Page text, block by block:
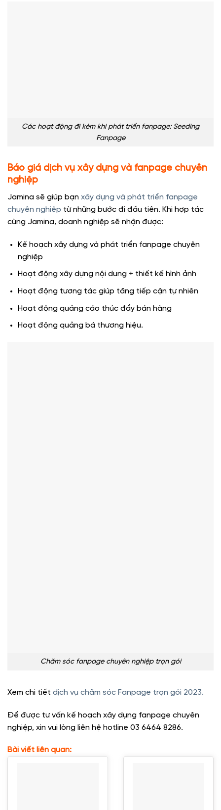
Các hoạt động đi kèm khi phát triển fanpage: Seeding
Fanpage
Báo giá dịch vụ xây dựng và fanpage chuyên
nghiệp
Jamina sẽ giúp bạn xây dựng và phát triển fanpage
chuyên nghiệp từ những bước đi đầu tiên. Khi hợp tác
cùng Jamina, doanh nghiệp sẽ nhận được:
Kế hoạch xây dựng và phát triển fanpage chuyên
nghiệp
Hoạt động xây dựng nội dung + thiết kế hình ảnh
Hoạt động tương tác giúp tăng tiếp cận tự nhiên
Hoạt động quảng cáo thúc đẩy bán hàng
Hoạt động quảng bá thương hiệu.
Chăm sóc fanpage chuyên nghiệp trọn gói
Xem chi tiết dịch vụ chăm sóc Fanpage trọn gói 2023.
Để được tư vấn kế hoạch xây dựng fanpage chuyên
nghiệp, xin vui lòng liên hệ hotline 03 6464 8286.
Bài viết liên quan: